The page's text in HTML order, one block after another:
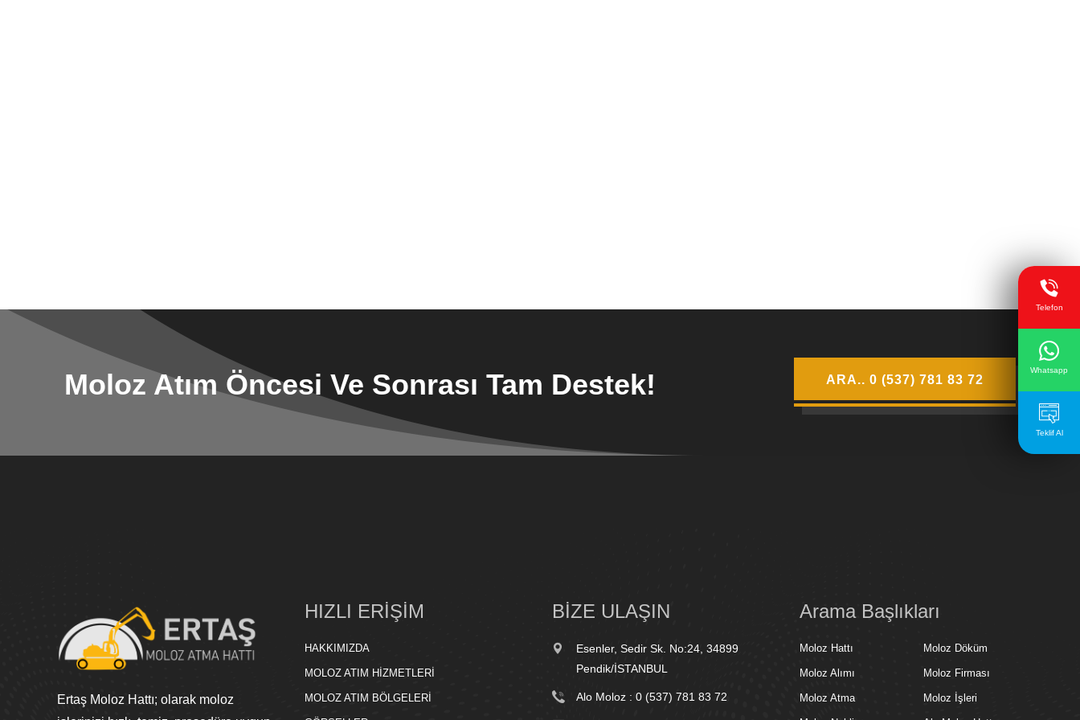
Moloz Atım Öncesi Ve Sonrası Tam Destek! ARA.. 0 (537) 781 83 72
Ertaş Moloz Hattı; olarak moloz
HIZLI ERİŞİM
HAKKIMIZDA
MOLOZ ATIM HİZMETLERİ
MOLOZ ATIM BÖLGELERİ
BİZE ULAŞIN
Esenler, Sedir Sk. No:24, 34899
Pendik/İSTANBUL
Alo Moloz : 0 (537) 781 83 72
Arama Başlıkları
Moloz Hattı
Moloz Alımı
Moloz Atma
Moloz Döküm
Moloz Firması
Moloz İşleri
Telefon
Whatsapp
Teklif Al